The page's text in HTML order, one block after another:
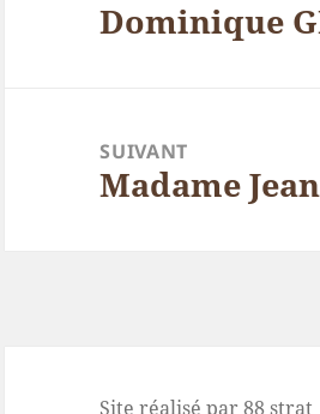
Article
Dominique
SUIVANT
Article
Madame
Site réalisé par 88 strat